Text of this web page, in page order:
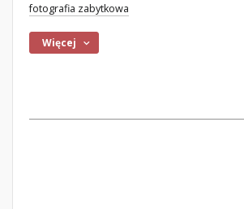
fotografia zabytkowa
Więcej